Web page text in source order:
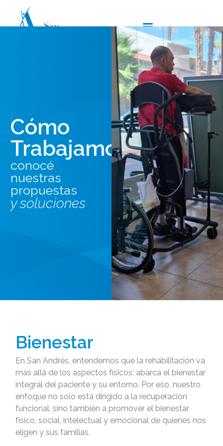
Cómo
Trabajamos
conocé
nuestras
propuestas
y soluciones
Bienestar
En San Andrés, entendemos que la rehabilitación va
más allá de los aspectos físicos; abarca el bienestar
integral del paciente y su entorno. Por eso, nuestro
enfoque no solo está dirigido a la recuperación
funcional, sino también a promover el bienestar
físico, social, intelectual y emocional de quienes nos
eligen y sus familias.